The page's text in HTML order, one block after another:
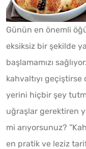
Günün en önemli
eksiksiz bir şekilde
başlamamızı
kahvaltıyı geçiştirse
yerini hiçbir şey
uğraşlar gerektiren
mi arıyorsunuz?
en pratik ve leziz